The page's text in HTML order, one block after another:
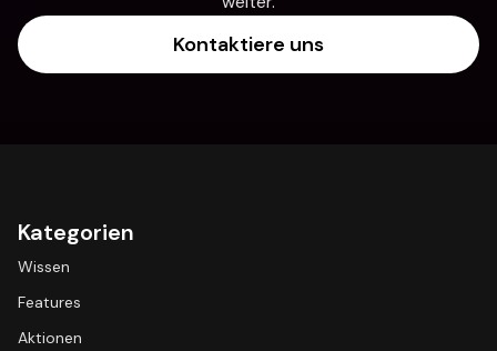
Kontaktiere uns
Kategorien
Wissen
Features
Aktionen